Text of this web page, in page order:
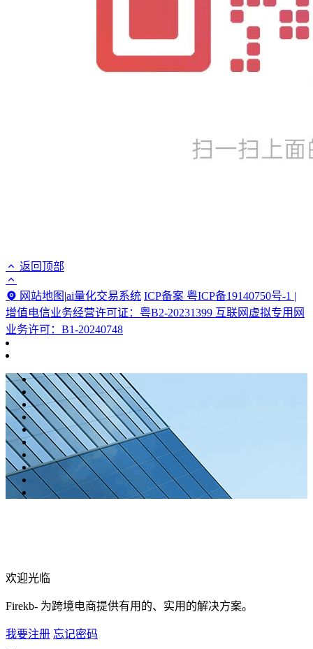
返回顶部
网站地图 |ai量化交易系统 ICP备案 粤ICP备19140750号-1 |
增值电信业务经营许可证：粤B2-20231399 互联网虚拟专用网
业务许可：B1-20240748
欢迎光临
Firekb- 为跨境电商提供有用的、实用的解决方案。
我要注册 忘记密码